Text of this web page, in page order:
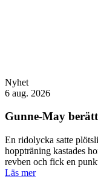
Nyhet
6 aug. 2026
Gunne-May
En ridolycka satte
hoppträning kastades
revben och fick en
Läs mer